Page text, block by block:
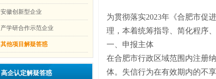
安徽创新型企业
产学研合作示范企业
其他项目解疑答惑
高企认定解疑答惑
为贯彻落实2023年《合肥市促
理，本着统筹指导、简化程序
一、申报主体
在合肥市行政区域范围内注册
体。失信行为在有效期内的不